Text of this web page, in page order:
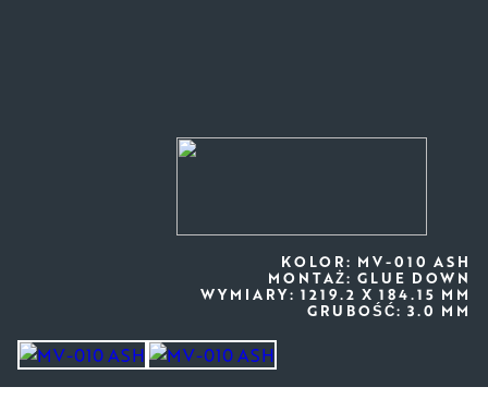
KOLOR: MV-010 ASH
MONTAŻ: GLUE DOWN
WYMIARY: 1219.2 X 184.15 MM
GRUBOŚĆ: 3.0 MM